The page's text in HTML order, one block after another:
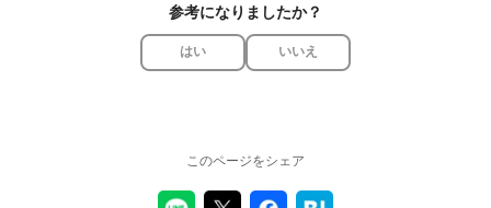
参考になりましたか？
はい いいえ
このページをシェア